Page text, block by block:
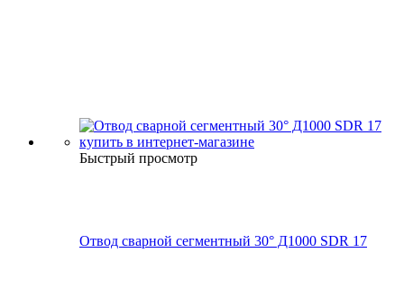
Быстрый просмотр
Отвод сварной сегментный 30° Д1000 SDR 17